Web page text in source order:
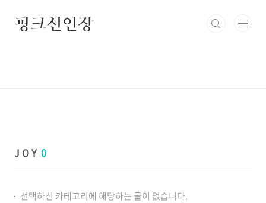
핑크선인장
J O Y 0
선택하신 카테고리에 해당하는 글이 없습니다.